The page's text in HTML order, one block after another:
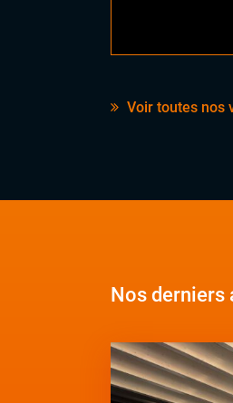
Voir toutes nos
Nos derniers